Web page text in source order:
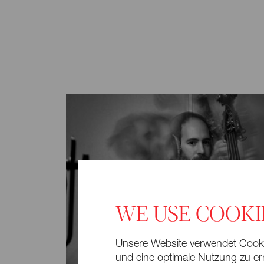
WE USE
Unsere Website verwendet
und eine optimale Nutzung zu